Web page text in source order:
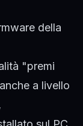
della
"premi
a livello